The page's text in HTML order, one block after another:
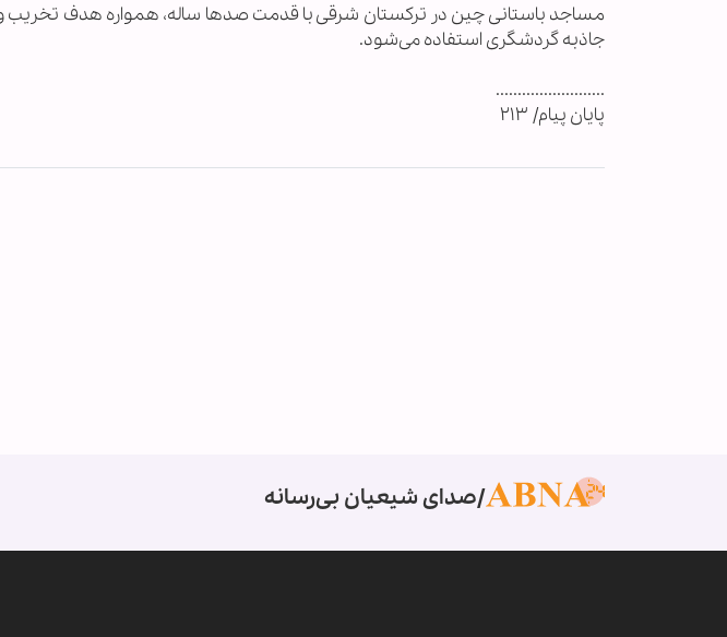
مساجد باستانی چین در ترکستان شرقی با قدمت صدها ساله، همواره هدف تخریب و
جاذبه گردشگری استفاده می‌شود.
.........................
پايان پيام/ ۲۱۳
صدای شیعیان بی‌رسانه